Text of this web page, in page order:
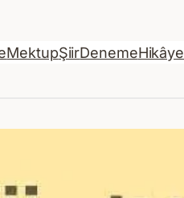
MektupŞiirDenemeHikâye